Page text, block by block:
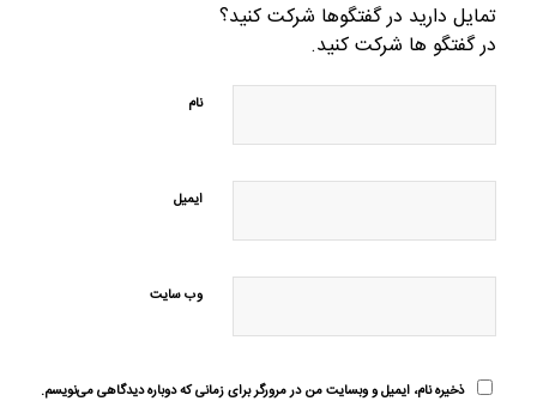
تمایل دارید در گفتگوها شرکت کنید؟
در گفتگو ها شرکت کنید.
نام
ایمیل
وب‌ سایت
ذخیره نام، ایمیل و وبسایت من در مرورگر برای زمانی که دوباره دیدگاهی می‌نویسم.